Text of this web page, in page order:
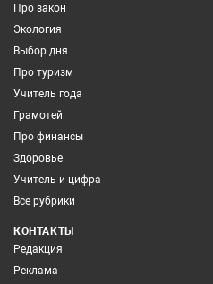
Про закон
Экология
Выбор дня
Про туризм
Учитель года
Грамотей
Про финансы
Здоровье
Учитель и цифра
Все рубрики
КОНТАКТЫ
Редакция
Реклама